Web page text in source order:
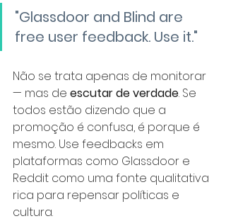
"Glassdoor and Blind are
free user feedback. Use it."
Não se trata apenas de monitorar
— mas de escutar de verdade. Se
todos estão dizendo que a
promoção é confusa, é porque é
mesmo. Use feedbacks em
plataformas como Glassdoor e
Reddit como uma fonte qualitativa
rica para repensar políticas e
cultura.